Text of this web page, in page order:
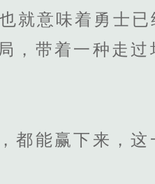
意味着勇士已
，带着一种走过
能赢下来，这